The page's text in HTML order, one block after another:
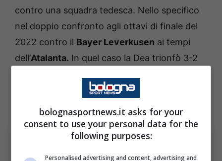
contro una squadra tedesca. Nello specifico
nel doppio confronto agli ottavi di finale del
2022 contro il Bayer Leverkusen ai tempi
dell’Atalanta. In quel caso la Dea trionfò 3-2
e 0-1 in trasferta grazie al gol di Jeremie
bolognasportnews.it asks for your
consent to use your personal data for the
following purposes:
Personalised advertising and content, advertising and